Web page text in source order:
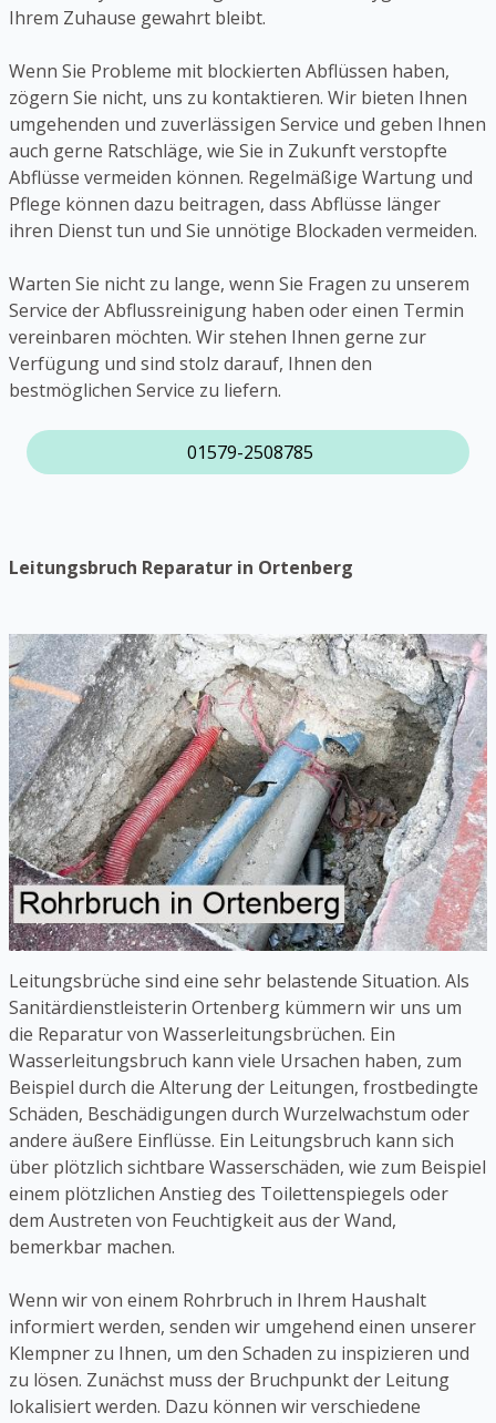
Ihrem Zuhause gewahrt bleibt.
Wenn Sie Probleme mit blockierten Abflüssen haben,
zögern Sie nicht, uns zu kontaktieren. Wir bieten Ihnen
umgehenden und zuverlässigen Service und geben Ihnen
auch gerne Ratschläge, wie Sie in Zukunft verstopfte
Abflüsse vermeiden können. Regelmäßige Wartung und
Pflege können dazu beitragen, dass Abflüsse länger
ihren Dienst tun und Sie unnötige Blockaden vermeiden.
Warten Sie nicht zu lange, wenn Sie Fragen zu unserem
Service der Abflussreinigung haben oder einen Termin
vereinbaren möchten. Wir stehen Ihnen gerne zur
Verfügung und sind stolz darauf, Ihnen den
bestmöglichen Service zu liefern.
01579-2508785
Leitungsbruch Reparatur in Ortenberg
Leitungsbrüche sind eine sehr belastende Situation. Als
Sanitärdienstleisterin Ortenberg kümmern wir uns um
die Reparatur von Wasserleitungsbrüchen. Ein
Wasserleitungsbruch kann viele Ursachen haben, zum
Beispiel durch die Alterung der Leitungen, frostbedingte
Schäden, Beschädigungen durch Wurzelwachstum oder
andere äußere Einflüsse. Ein Leitungsbruch kann sich
über plötzlich sichtbare Wasserschäden, wie zum Beispiel
einem plötzlichen Anstieg des Toilettenspiegels oder
dem Austreten von Feuchtigkeit aus der Wand,
bemerkbar machen.
Wenn wir von einem Rohrbruch in Ihrem Haushalt
informiert werden, senden wir umgehend einen unserer
Klempner zu Ihnen, um den Schaden zu inspizieren und
zu lösen. Zunächst muss der Bruchpunkt der Leitung
lokalisiert werden. Dazu können wir verschiedene